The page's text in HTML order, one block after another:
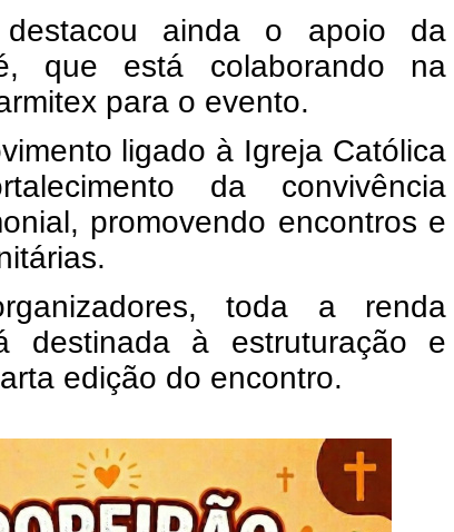
destacou ainda o apoio da
que está colaborando na
para o evento.
ligado à Igreja Católica
da convivência
promovendo encontros e
toda a renda
destinada à estruturação e
edição do encontro.